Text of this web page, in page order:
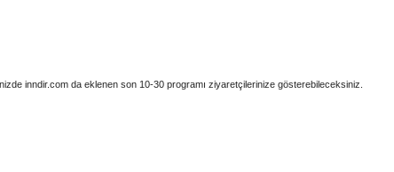
inndir.com da eklenen son 10-30 programı ziyaretçilerinize gösterebileceksiniz.